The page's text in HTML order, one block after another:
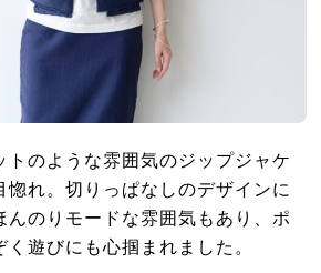
トのような雰囲気のジップジャケ
惚れ。切りっぱなしのデザインに
んのりモードな雰囲気もあり、ポ
遊びにも心掴まれました。